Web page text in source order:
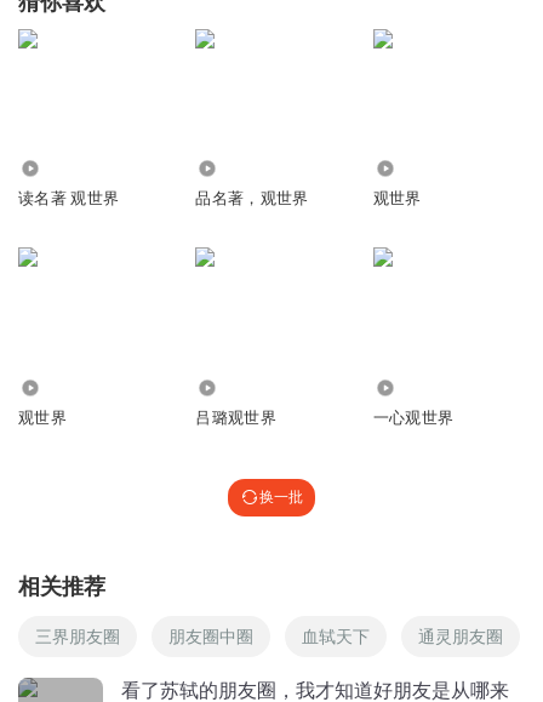
前排围观中
读名著 观世界 品名著，观世界 观世界
观世界 吕璐观世界 一心观世界
换一批
相关推荐
三界朋友圈 朋友圈中圈 血轼天下 通灵朋友圈
看了苏轼的朋友圈，我才知道好朋友是从哪来